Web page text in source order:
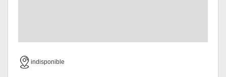
indisponible